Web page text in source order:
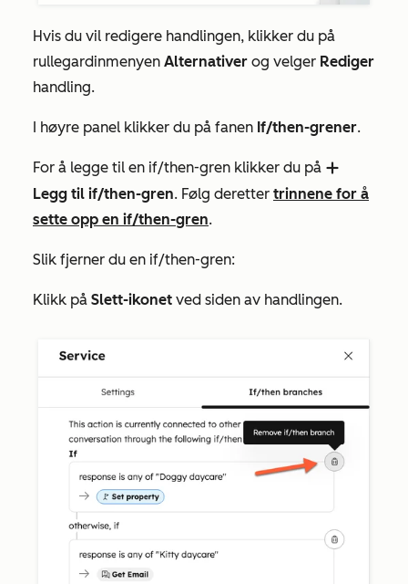
Hvis du vil redigere handlingen, klikker du på
rullegardinmenyen Alternativer og velger Rediger
handling.
I høyre panel klikker du på fanen If/then-grener.
For å legge til en if/then-gren klikker du på add
Legg til if/then-gren. Følg deretter trinnene for å
sette opp en if/then-gren.
Slik fjerner du en if/then-gren:
Klikk på Slett-ikonet ved siden av handlingen.